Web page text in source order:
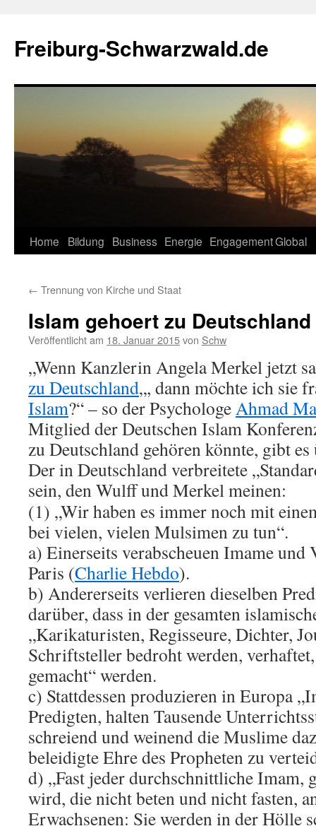
springen
Freiburg-Schwarzwald.de
Home Bildung Business Energie EngagementGlobal
← Trennung von Kirche und Staat
Islam gehoert zu Deutschland
Veröffentlicht am 18. Januar 2015von Schw
„Wenn Kanzlerin Angela Merkel jetzt
zu Deutschland„, dann möchte ich sie
Islam?“ – so der PsychologeAhmad
Mitglied der Deutschen Islam
zu Deutschland gehören könnte, gibt
Der in Deutschland verbreitete
sein, den Wulff und Merkel meinen:
(1) „Wir haben es immer noch mit
bei vielen, vielen Mulsimen zu tun“.
a) Einerseits verabscheuen Imame und
Paris (Charlie Hebdo).
b) Andererseits verlieren dieselben
darüber, dass in der gesamten
„Karikaturisten, Regisseure, Dichter,
Schriftsteller bedroht werden,
gemacht“ werden.
c) Stattdessen produzieren in Europa
Predigten, halten Tausende
schreiend und weinend die Muslime
beleidigte Ehre des Propheten zu
d) „Fast jeder durchschnittliche Imam,
wird, die nicht beten und nicht fasten,
Erwachsenen: Sie werden in der Hölle